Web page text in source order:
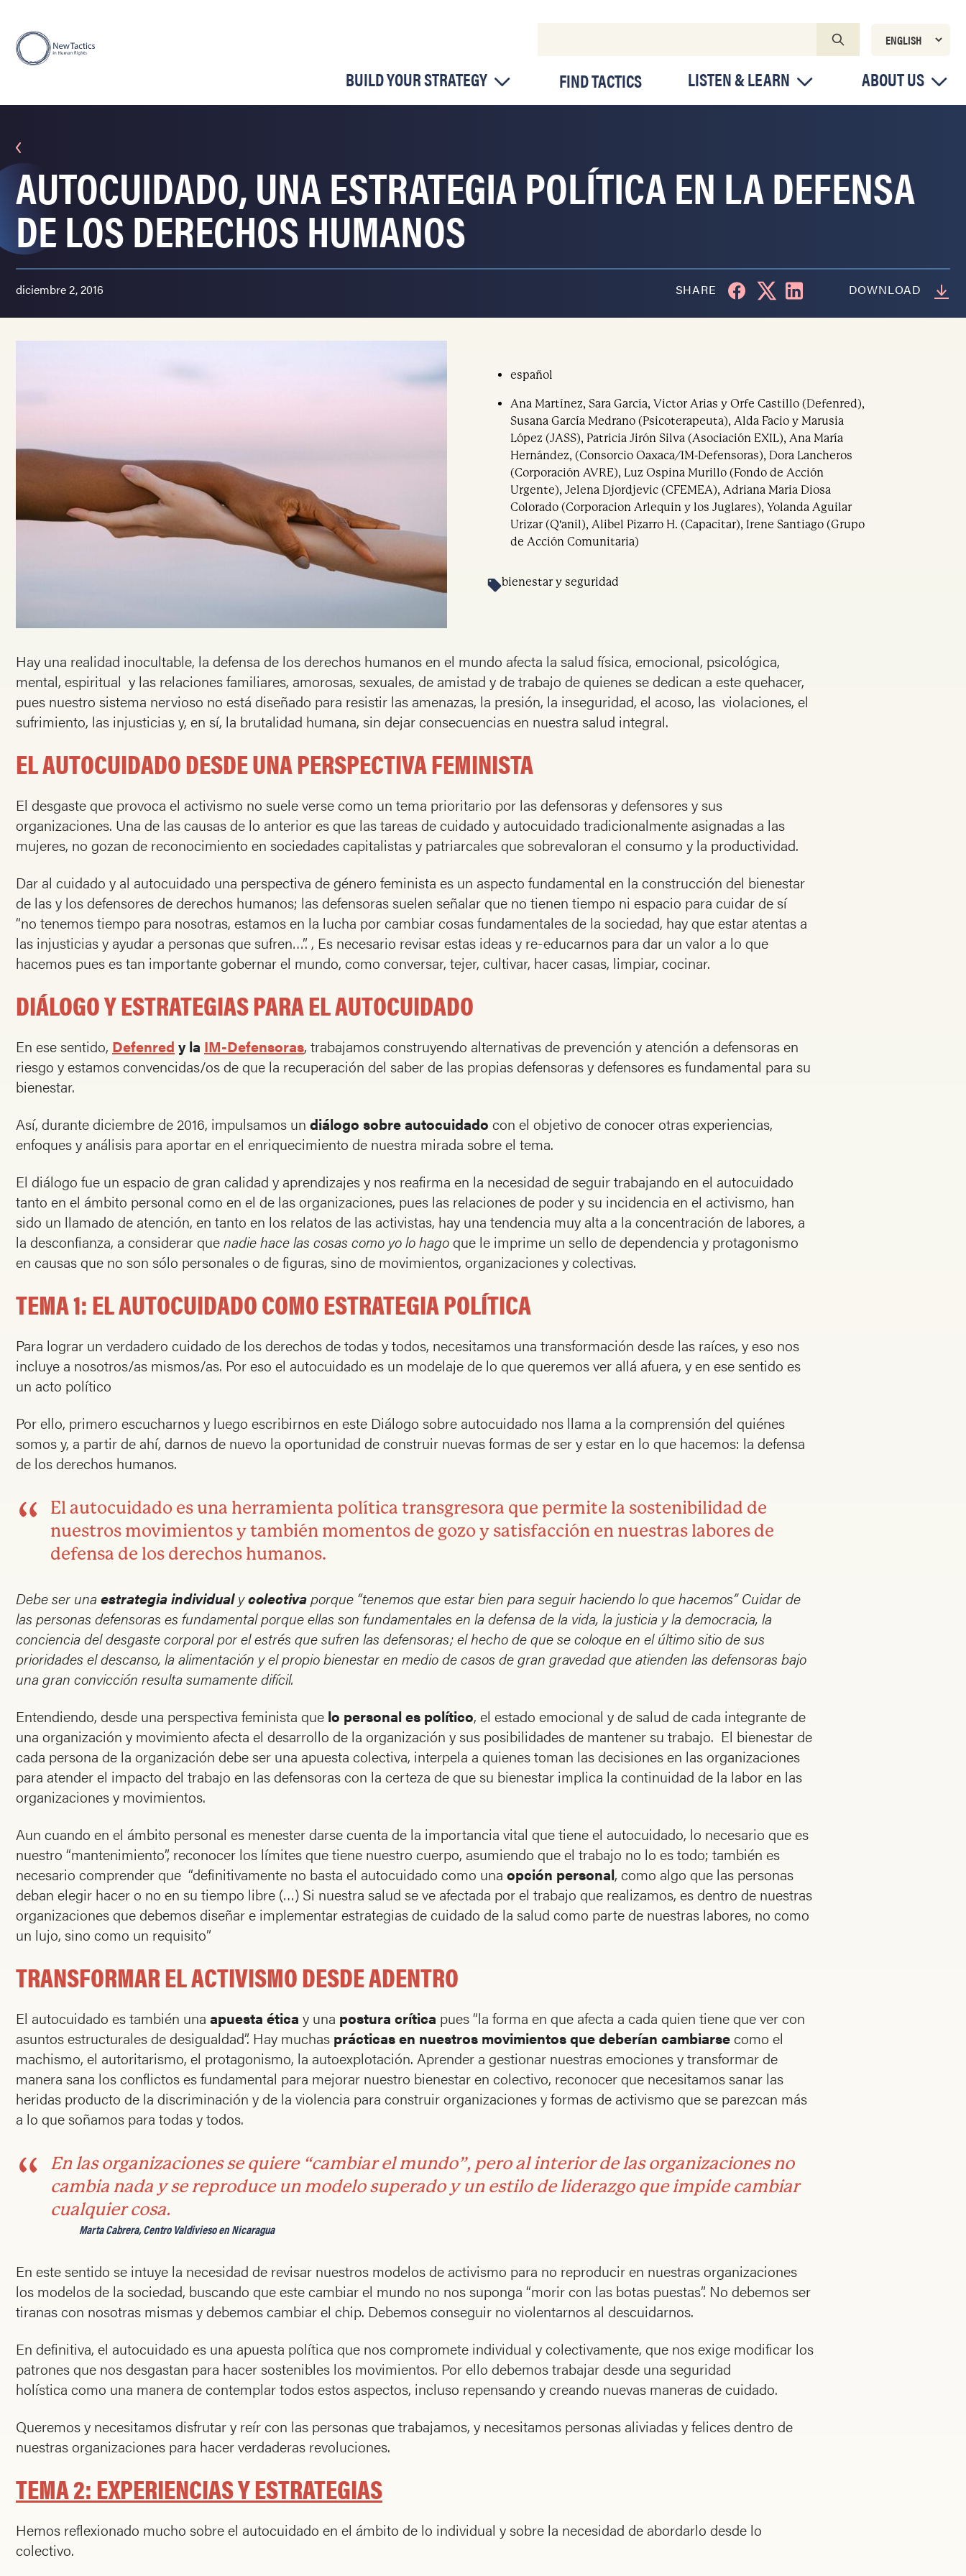
BUILD YOUR STRATEGY FIND TACTICS LISTEN & LEARN ABOUT US
AUTOCUIDADO, UNA ESTRATEGIA POLÍTICA EN LA DEFENSA
DE LOS DERECHOS HUMANOS
diciembre 2, 2016 SHARE DOWNLOAD
español
Ana Martínez, Sara García, Victor Arias y Orfe Castillo (Defenred),
Susana García Medrano (Psicoterapeuta), Alda Facio y Marusia
López (JASS), Patricia Jirón Silva (Asociación EXIL), Ana María
Hernández, (Consorcio Oaxaca/IM-Defensoras), Dora Lancheros
(Corporación AVRE), Luz Ospina Murillo (Fondo de Acción
Urgente), Jelena Djordjevic (CFEMEA), Adriana Maria Diosa
Colorado (Corporacion Arlequin y los Juglares), Yolanda Aguilar
Urizar (Q'anil), Alibel Pizarro H. (Capacitar), Irene Santiago (Grupo
de Acción Comunitaria)
bienestar y seguridad
Hay una realidad inocultable, la defensa de los derechos humanos en el mundo afecta la salud física, emocional, psicológica,
mental, espiritual y las relaciones familiares, amorosas, sexuales, de amistad y de trabajo de quienes se dedican a este quehacer,
pues nuestro sistema nervioso no está diseñado para resistir las amenazas, la presión, la inseguridad, el acoso, las violaciones, el
sufrimiento, las injusticias y, en sí, la brutalidad humana, sin dejar consecuencias en nuestra salud integral.
EL AUTOCUIDADO DESDE UNA PERSPECTIVA FEMINISTA
El desgaste que provoca el activismo no suele verse como un tema prioritario por las defensoras y defensores y sus
organizaciones. Una de las causas de lo anterior es que las tareas de cuidado y autocuidado tradicionalmente asignadas a las
mujeres, no gozan de reconocimiento en sociedades capitalistas y patriarcales que sobrevaloran el consumo y la productividad.
Dar al cuidado y al autocuidado una perspectiva de género feminista es un aspecto fundamental en la construcción del bienestar
de las y los defensores de derechos humanos; las defensoras suelen señalar que no tienen tiempo ni espacio para cuidar de sí
“no tenemos tiempo para nosotras, estamos en la lucha por cambiar cosas fundamentales de la sociedad, hay que estar atentas a
las injusticias y ayudar a personas que sufren…”. , Es necesario revisar estas ideas y re-educarnos para dar un valor a lo que
hacemos pues es tan importante gobernar el mundo, como conversar, tejer, cultivar, hacer casas, limpiar, cocinar.
DIÁLOGO Y ESTRATEGIAS PARA EL AUTOCUIDADO
En ese sentido, Defenred y la IM-Defensoras, trabajamos construyendo alternativas de prevención y atención a defensoras en
riesgo y estamos convencidas/os de que la recuperación del saber de las propias defensoras y defensores es fundamental para su
bienestar.
Así, durante diciembre de 2016, impulsamos un diálogo sobre autocuidado con el objetivo de conocer otras experiencias,
enfoques y análisis para aportar en el enriquecimiento de nuestra mirada sobre el tema.
El diálogo fue un espacio de gran calidad y aprendizajes y nos reafirma en la necesidad de seguir trabajando en el autocuidado
tanto en el ámbito personal como en el de las organizaciones, pues las relaciones de poder y su incidencia en el activismo, han
sido un llamado de atención, en tanto en los relatos de las activistas, hay una tendencia muy alta a la concentración de labores, a
la desconfianza, a considerar quenadie hace las cosas como yo lo hagoque le imprime un sello de dependencia y protagonismo
en causas que no son sólo personales o de figuras, sino de movimientos, organizaciones y colectivas.
TEMA 1:EL AUTOCUIDADO COMO ESTRATEGIA POLÍTICA
Para lograr un verdadero cuidado de los derechos de todas y todos, necesitamos una transformación desde las raíces, y eso nos
incluye a nosotros/as mismos/as. Por eso el autocuidado es un modelaje de lo que queremos ver allá afuera, y en ese sentido es
un acto político
Por ello, primero escucharnos y luego escribirnos en este Diálogo sobre autocuidado nos llama a la comprensión del quiénes
somos y, a partir de ahí, darnos de nuevo la oportunidad de construir nuevas formas de ser y estar en lo que hacemos: la defensa
de los derechos humanos.
El autocuidado es una herramienta política transgresora que permite la sostenibilidad de
nuestros movimientos y también momentos de gozo y satisfacción en nuestras labores de
defensa de los derechos humanos.
Debe ser unaestrategia individualycolectivaporque “tenemos que estar bien para seguir haciendo lo que hacemos”Cuidar de
las personas defensoras es fundamental porque ellas son fundamentales en la defensa de la vida, la justicia y la democracia, la
conciencia del desgaste corporal por el estrés que sufren las defensoras; el hecho de que se coloque en el último sitio de sus
prioridades el descanso, la alimentación y el propio bienestar en medio de casos de gran gravedad que atienden las defensoras bajo
una gran convicción resulta sumamente difícil.
Entendiendo, desde una perspectiva feminista que lo personal es político, el estado emocional y de salud de cada integrante de
una organización y movimiento afecta el desarrollo de la organización y sus posibilidades de mantener su trabajo. El bienestar de
cada persona de la organización debe ser una apuesta colectiva, interpela a quienes toman las decisiones en las organizaciones
para atender el impacto del trabajo en las defensoras con la certeza de que su bienestar implica la continuidad de la labor en las
organizaciones y movimientos.
Aun cuando en el ámbito personal es menester darse cuenta de la importancia vital que tiene el autocuidado, lo necesario que es
nuestro “mantenimiento”, reconocer los límites que tiene nuestro cuerpo, asumiendo que el trabajo no lo es todo; también es
necesario comprender que “definitivamente no basta el autocuidado como una opción personal, como algo que las personas
deban elegir hacer o no en su tiempo libre (…) Si nuestra salud se ve afectada por el trabajo que realizamos, es dentro de nuestras
organizaciones que debemos diseñar e implementar estrategias de cuidado de la salud como parte de nuestras labores, no como
un lujo, sino como un requisito”
TRANSFORMAR EL ACTIVISMO DESDE ADENTRO
El autocuidado es también una apuesta ética y una postura crítica pues “la forma en que afecta a cada quien tiene que ver con
asuntos estructurales de desigualdad”. Hay muchas prácticas en nuestros movimientos que deberían cambiarsecomo el
machismo, el autoritarismo, el protagonismo, la autoexplotación. Aprender a gestionar nuestras emociones y transformar de
manera sana los conflictos es fundamental para mejorar nuestro bienestar en colectivo, reconocer que necesitamos sanar las
heridas producto de la discriminación y de la violencia para construir organizaciones y formas de activismo que se parezcan más
a lo que soñamos para todas y todos.
En las organizaciones se quiere “cambiar el mundo”, pero al interior de las organizaciones no
cambia nada y se reproduce un modelo superado y un estilo de liderazgo que impide cambiar
cualquier cosa.
Marta Cabrera, Centro Valdivieso en Nicaragua
En este sentido se intuye la necesidad de revisar nuestros modelos de activismo para no reproducir en nuestras organizaciones
los modelos de la sociedad, buscando que este cambiar el mundo no nos suponga “morir con las botas puestas”. No debemos ser
tiranas con nosotras mismas y debemos cambiar el chip. Debemos conseguir no violentarnos al descuidarnos.
En definitiva, el autocuidado es una apuesta política que nos compromete individual y colectivamente, que nos exige modificar los
patrones que nos desgastan para hacer sostenibles los movimientos. Por ello debemos trabajar desde una seguridad
holística como una manera de contemplar todos estos aspectos, incluso repensando y creando nuevas maneras de cuidado.
Queremos y necesitamos disfrutar y reír con las personas que trabajamos, y necesitamos personas aliviadas y felices dentro de
nuestras organizaciones para hacer verdaderas revoluciones.
TEMA 2: EXPERIENCIAS Y ESTRATEGIAS
Hemos reflexionado mucho sobre el autocuidado en el ámbito de lo individual y sobre la necesidad de abordarlo desde lo
colectivo.